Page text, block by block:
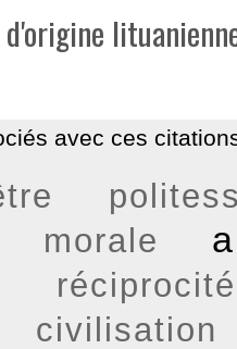
avec ces
morale
réciprocité
civilisation